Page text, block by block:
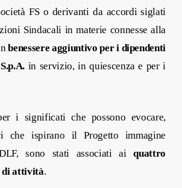
FS o derivanti da accordi siglati
Sindacali in materie connesse alla
benessere aggiuntivo per i dipendenti
in servizio, in quiescenza e per i
i significati che possono evocare,
che ispirano il Progetto immagine
sono stati associati aiquattro
di attività.